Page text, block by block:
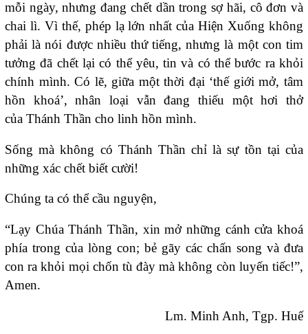
mỗi ngày, nhưng đang chết dần trong sợ hãi, cô đơn và
chai lì. Vì thế, phép lạ lớn nhất của Hiện Xuống không
phải là nói được nhiều thứ tiếng, nhưng là một con tim
tưởng đã chết lại có thể yêu, tin và có thể bước ra khỏi
chính mình. Có lẽ, giữa một thời đại ‘thế giới mở, tâm
hồn khoá’, nhân loại vẫn đang thiếu một hơi thở
của Thánh Thần cho linh hồn mình.
Sống mà không có Thánh Thần chỉ là sự tồn tại của
những xác chết biết cười!
Chúng ta có thể cầu nguyện,
“Lạy Chúa Thánh Thần, xin mở những cánh cửa khoá
phía trong của lòng con; bẻ gãy các chấn song và đưa
con ra khỏi mọi chốn tù đày mà không còn luyến tiếc!”,
Amen.
Lm. Minh Anh, Tgp. Huế